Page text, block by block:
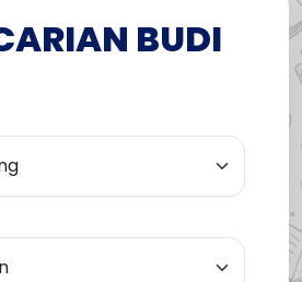
BUDI